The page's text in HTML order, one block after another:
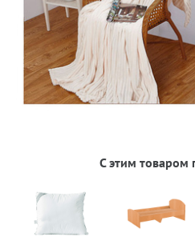
С этим товаром